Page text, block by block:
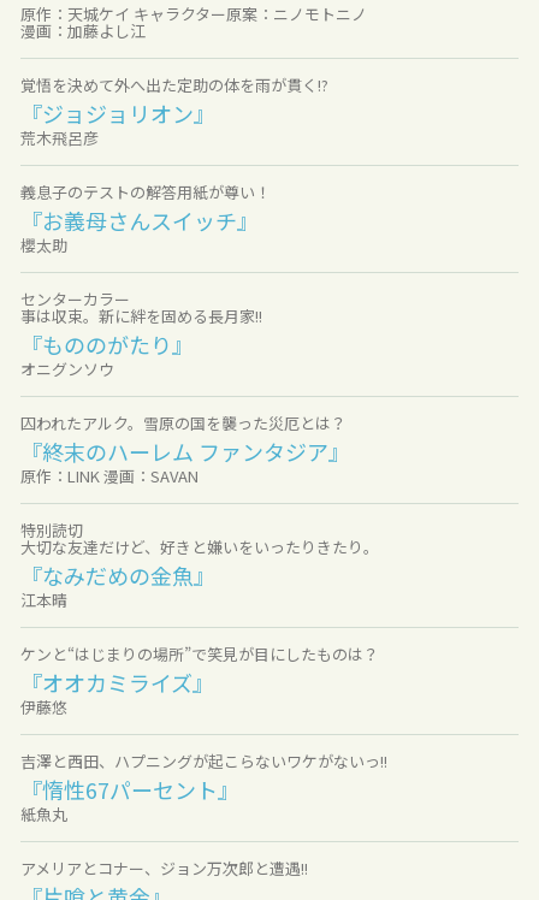
原作：天城ケイ キャラクター原案：ニノモトニノ
漫画：加藤よし江
覚悟を決めて外へ出た定助の体を雨が貫く!?
『ジョジョリオン』
荒木飛呂彦
義息子のテストの解答用紙が尊い！
『お義母さんスイッチ』
櫻太助
センターカラー
事は収束。新に絆を固める長月家!!
『もののがたり』
オニグンソウ
囚われたアルク。雪原の国を襲った災厄とは？
『終末のハーレム ファンタジア』
原作：LINK 漫画：SAVAN
特別読切
大切な友達だけど、好きと嫌いをいったりきたり。
『なみだめの金魚』
江本晴
ケンと“はじまりの場所”で笑見が目にしたものは？
『オオカミライズ』
伊藤悠
吉澤と西田、ハプニングが起こらないワケがないっ!!
『惰性67パーセント』
紙魚丸
アメリアとコナー、ジョン万次郎と遭遇!!